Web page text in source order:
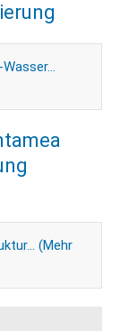
(Mehr